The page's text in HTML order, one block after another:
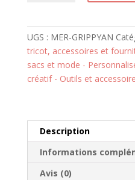
Glisse
Odif
UGS : MER-GRIPPYAN
tricot, accessoires et
sacs et mode -
créatif - Outils et
Description
Informations
Avis (0)